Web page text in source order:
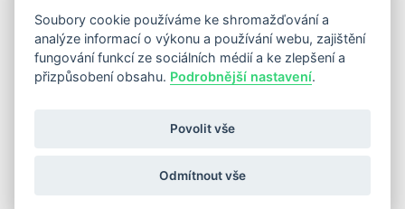
Odebírat newsletter
Digital First Marketing Group s.r.o.
Jankovcova 1037/49
170 00 Praha 7
IČ: 08262683
Soubory cookie používáme ke shromažďování a
analýze informací o výkonu a používání webu, zajištění
fungování funkcí ze sociálních médií a ke zlepšení a
přizpůsobení obsahu. Podrobnější nastavení.
Povolit vše
Odmítnout vše